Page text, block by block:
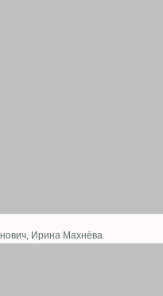
Ирина Махнёва.